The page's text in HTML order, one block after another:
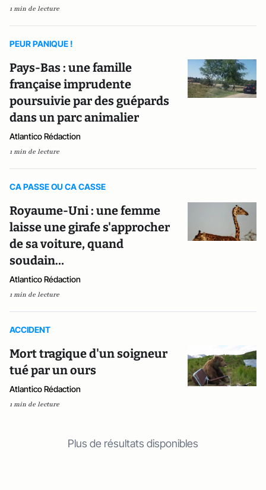
1 min de lecture
PEUR PANIQUE !
Pays-Bas : une famille
française imprudente
poursuivie par des guépards
dans un parc animalier
Atlantico Rédaction
1 min de lecture
CA PASSE OU CA CASSE
Royaume-Uni : une femme
laisse une girafe s'approcher
de sa voiture, quand
soudain…
Atlantico Rédaction
1 min de lecture
ACCIDENT
Mort tragique d'un soigneur
tué par un ours
Atlantico Rédaction
1 min de lecture
Plus de résultats disponibles